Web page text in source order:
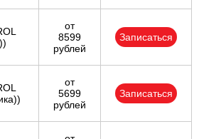
от
8599
рублей
Записаться
от
5699
рублей
Записаться